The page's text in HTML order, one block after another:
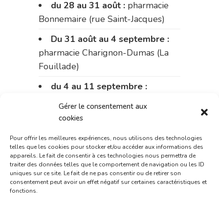
Gérer le consentement aux
cookies
Pour offrir les meilleures expériences, nous utilisons des technologies
telles que les cookies pour stocker et/ou accéder aux informations des
appareils. Le fait de consentir à ces technologies nous permettra de
traiter des données telles que le comportement de navigation ou les ID
uniques sur ce site. Le fait de ne pas consentir ou de retirer son
consentement peut avoir un effet négatif sur certaines caractéristiques et
fonctions.
du 28 au 31 août : pharmacie
Bonnemaire (rue Saint-Jacques)
Du 31 août au 4 septembre :
pharmacie Charignon-Dumas (La
Fouillade)
du 4 au 11 septembre :
pharmacie Carnus (rue Marcellin-
du 11 au 14 septembre :
pharmacie Dupont (place de la
République)
Le 14 septembre :pharmacie